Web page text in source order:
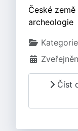
České
archeologie
Základní
Číst